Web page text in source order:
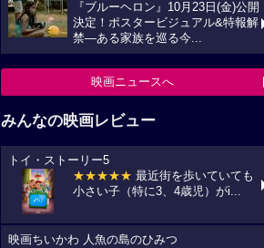
『ブルーヘロン』10月23日(金)公開
決定！ポスタービジュアル&特報解
禁―ある家族を巡る今...
映画ニュースへ
みんなの映画レビュー
トイ・ストーリー5
★★★★★ 最近街を歩いていても
小さい子（特に3、4歳児）がi...
映画ちいかわ 人魚の島のひみつ